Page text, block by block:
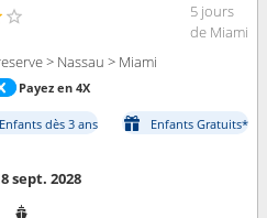
5 jours
de Miami
> Nassau > Miami
Payez en 4X
dès 3 ans
Enfants Gratuits*
sept. 2028